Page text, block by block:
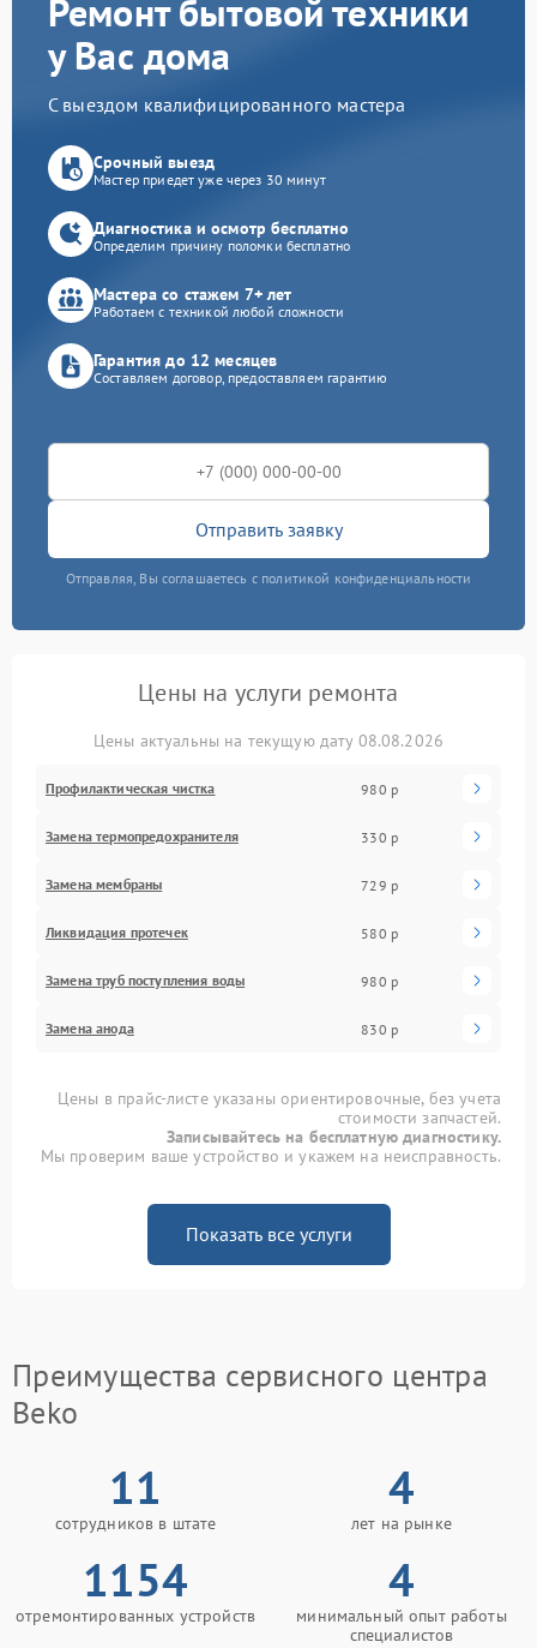
Ремонт бытовой техники
у Вас дома
С выездом квалифицированного мастера
Срочный выезд
Мастер приедет уже через 30 минут
Диагностика и осмотр бесплатно
Определим причину поломки бесплатно
Мастера со стажем 7+ лет
Работаем с техникой любой сложности
Гарантия до 12 месяцев
Составляем договор, предоставляем гарантию
Отправить заявку
Отправляя, Вы соглашаетесь с политикой конфиденциальности
Цены на услуги ремонта
Цены актуальны на текущую дату 08.08.2026
Профилактическая чистка 980 р
Замена термопредохранителя 330 р
Замена мембраны 729 р
Ликвидация протечек 580 р
Замена труб поступления воды 980 р
Замена анода 830 р
Цены в прайс-листе указаны ориентировочные, без учета
стоимости запчастей.
Записывайтесь на бесплатную диагностику.
Мы проверим ваше устройство и укажем на неисправность.
Показать все услуги
Преимущества сервисного центра
Beko
11
сотрудников в штате
4
лет на рынке
1154
отремонтированных устройств
4
минимальный опыт работы
специалистов